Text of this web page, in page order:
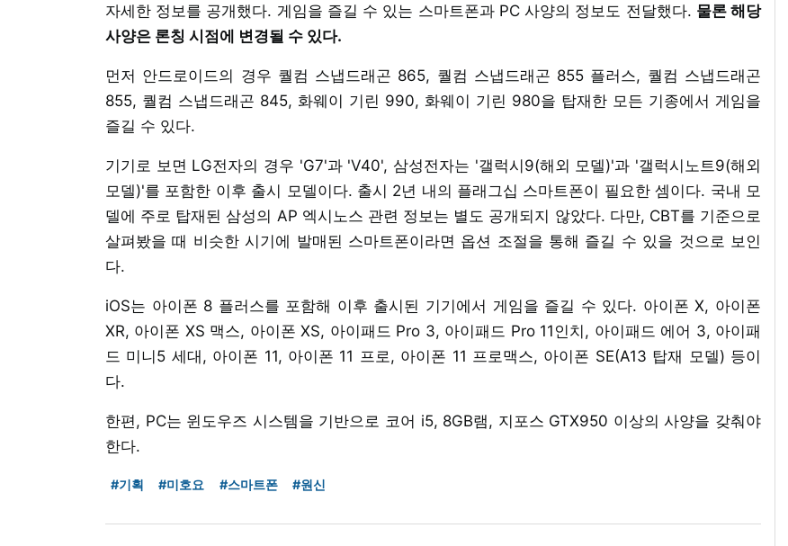
자세한 정보를 공개했다. 게임을 즐길 수 있는 스마트폰과 PC 사양의 정보도 전달했다. 물론 해당
사양은 론칭 시점에 변경될 수 있다.
먼저 안드로이드의 경우 퀄컴 스냅드래곤 865, 퀄컴 스냅드래곤 855 플러스, 퀄컴 스냅드래곤
855, 퀄컴 스냅드래곤 845, 화웨이 기린 990, 화웨이 기린 980을 탑재한 모든 기종에서 게임을
즐길 수 있다.
기기로 보면 LG전자의 경우 'G7'과 'V40', 삼성전자는 '갤럭시9(해외 모델)'과 '갤럭시노트9(해외
모델)'를 포함한 이후 출시 모델이다. 출시 2년 내의 플래그십 스마트폰이 필요한 셈이다. 국내 모
델에 주로 탑재된 삼성의 AP 엑시노스 관련 정보는 별도 공개되지 않았다. 다만, CBT를 기준으로
살펴봤을 때 비슷한 시기에 발매된 스마트폰이라면 옵션 조절을 통해 즐길 수 있을 것으로 보인
다.
iOS는 아이폰 8 플러스를 포함해 이후 출시된 기기에서 게임을 즐길 수 있다. 아이폰 X, 아이폰
XR, 아이폰 XS 맥스, 아이폰 XS, 아이패드 Pro 3, 아이패드 Pro 11인치, 아이패드 에어 3, 아이패
드 미니5 세대, 아이폰 11, 아이폰 11 프로, 아이폰 11 프로맥스, 아이폰 SE(A13 탑재 모델) 등이
다.
한편, PC는 윈도우즈 시스템을 기반으로 코어 i5, 8GB램, 지포스 GTX950 이상의 사양을 갖춰야
한다.
#기획 #미호요 #스마트폰 #원신